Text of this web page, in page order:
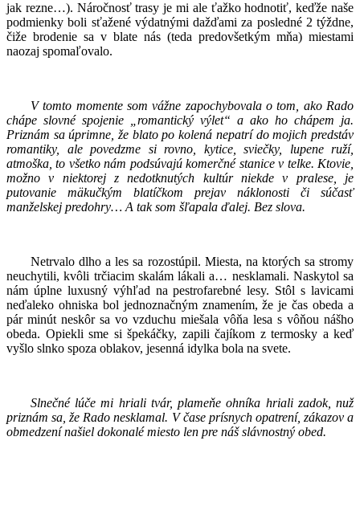
jak rezne…). Náročnosť trasy je mi ale ťažko hodnotiť, keďže naše
podmienky boli sťažené výdatnými dažďami za posledné 2 týždne,
čiže brodenie sa v blate nás (teda predovšetkým mňa) miestami
naozaj spomaľovalo.
V tomto momente som vážne zapochybovala o tom, ako Rado
chápe slovné spojenie „romantický výlet“ a ako ho chápem ja.
Priznám sa úprimne, že blato po kolená nepatrí do mojich predstáv
romantiky, ale povedzme si rovno, kytice, sviečky, lupene ruží,
atmoška, to všetko nám podsúvajú komerčné stanice v telke. Ktovie,
možno v niektorej z nedotknutých kultúr niekde v pralese, je
putovanie mäkučkým blatíčkom prejav náklonosti či súčasť
manželskej predohry… A tak som šľapala ďalej. Bez slova.
Netrvalo dlho a les sa rozostúpil. Miesta, na ktorých sa stromy
neuchytili, kvôli trčiacim skalám lákali a… nesklamali. Naskytol sa
nám úplne luxusný výhľad na pestrofarebné lesy. Stôl s lavicami
neďaleko ohniska bol jednoznačným znamením, že je čas obeda a
pár minút neskôr sa vo vzduchu miešala vôňa lesa s vôňou nášho
obeda. Opiekli sme si špekáčky, zapili čajíkom z termosky a keď
vyšlo slnko spoza oblakov, jesenná idylka bola na svete.
Slnečné lúče mi hriali tvár, plameňe ohníka hriali zadok, nuž
priznám sa, že Rado nesklamal. V čase prísnych opatrení, zákazov a
obmedzení našiel dokonalé miesto len pre náš slávnostný obed.